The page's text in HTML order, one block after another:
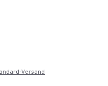
Versand